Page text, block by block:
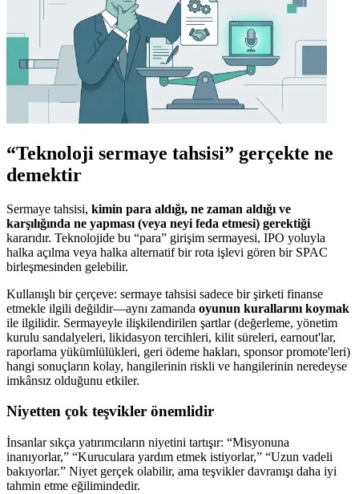
“Teknoloji sermaye tahsisi” gerçekte ne
demektir
Sermaye tahsisi, kimin para aldığı, ne zaman aldığı ve
karşılığında ne yapması (veya neyi feda etmesi) gerektiği
kararıdır. Teknolojide bu “para” girişim sermayesi, IPO yoluyla
halka açılma veya halka alternatif bir rota işlevi gören bir SPAC
birleşmesinden gelebilir.
Kullanışlı bir çerçeve: sermaye tahsisi sadece bir şirketi finanse
etmekle ilgili değildir—aynı zamanda oyunun kurallarını koymak
ile ilgilidir. Sermayeyle ilişkilendirilen şartlar (değerleme, yönetim
kurulu sandalyeleri, likidasyon tercihleri, kilit süreleri, earnout'lar,
raporlama yükümlülükleri, geri ödeme hakları, sponsor promote'leri)
hangi sonuçların kolay, hangilerinin riskli ve hangilerinin neredeyse
imkânsız olduğunu etkiler.
Niyetten çok teşvikler önemlidir
İnsanlar sıkça yatırımcıların niyetini tartışır: “Misyonuna
inanıyorlar,” “Kuruculara yardım etmek istiyorlar,” “Uzun vadeli
bakıyorlar.” Niyet gerçek olabilir, ama teşvikler davranışı daha iyi
tahmin etme eğilimindedir.